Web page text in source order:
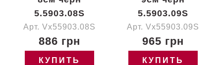
5.5903.08S
Арт. Vx55903.08S
886 грн
КУПИТЬ
5.5903.09S
Арт. Vx55903.09S
965 грн
КУПИТЬ